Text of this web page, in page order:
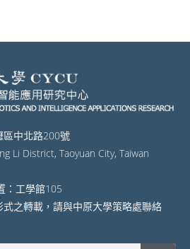
中北路200號
Li District, Taoyuan City, Taiwan
：工學館105
之轉載，請與中原大學策略處聯絡